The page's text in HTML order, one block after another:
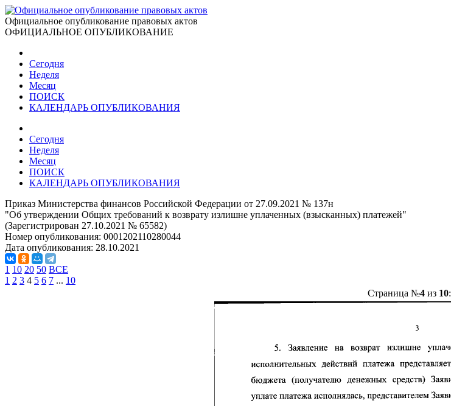
Официальное опубликование правовых актов
ОФИЦИАЛЬНОЕ ОПУБЛИКОВАНИЕ
Сегодня
Неделя
Месяц
ПОИСК
КАЛЕНДАРЬ ОПУБЛИКОВАНИЯ
Сегодня
Неделя
Месяц
ПОИСК
КАЛЕНДАРЬ ОПУБЛИКОВАНИЯ
Приказ Министерства финансов Российской Федерации от 27.09.2021 № 137н
"Об утверждении Общих требований к возврату излишне уплаченных (взысканных) платежей"
(Зарегистрирован 27.10.2021 № 65582)
Номер опубликования: 0001202110280044
Дата опубликования: 28.10.2021
1 10 20 50 ВСЕ
1 2 3 4 5 6 7 ... 10
Страница №4из 10: